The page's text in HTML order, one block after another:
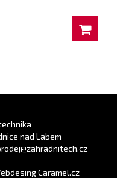
nad Labem
Caramel.cz